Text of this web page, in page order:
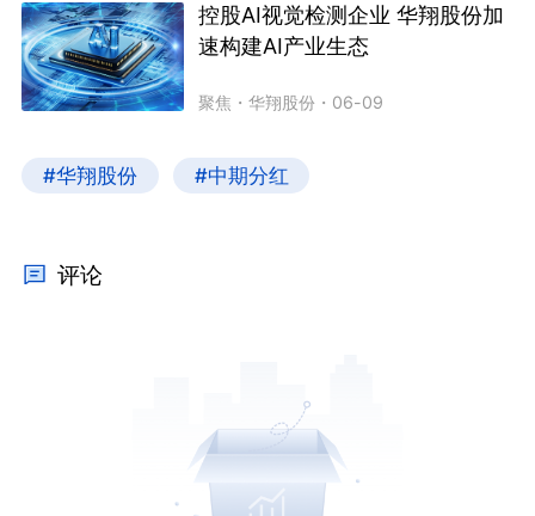
控股AI视觉检测企业 华翔股份加
速构建AI产业生态
聚焦 ・华翔股份 ・ 06-09
#华翔股份 #中期分红
评论